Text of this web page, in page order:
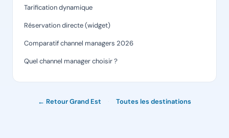
Tarification dynamique
Réservation directe (widget)
Comparatif channel managers 2026
Quel channel manager choisir ?
← Retour Grand Est Toutes les destinations